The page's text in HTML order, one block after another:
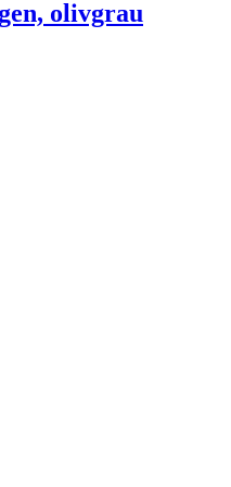
olivgrau